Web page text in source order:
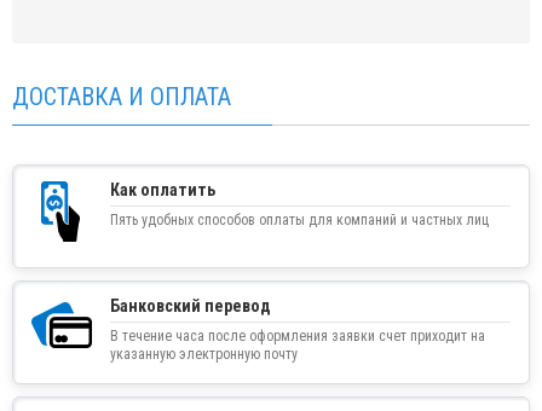
ДОСТАВКА И ОПЛАТА
Как оплатить
Пять удобных способов оплаты для компаний и частных лиц
Банковский перевод
В течение часа после оформления заявки счет приходит на
указанную электронную почту